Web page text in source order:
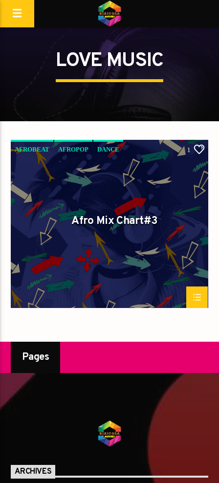
LOVE MUSIC
AFROBEAT AFROPOP DANCE
LOVE MUSIC MAKOSSA SPRING CHART
1
Afro Mix Chart#3
Pages
ARCHIVES